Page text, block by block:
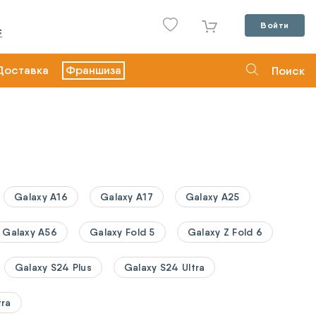
Войти
Франшиза Поиск
Galaxy A16 Galaxy A17 Galaxy A25
Galaxy A56 Galaxy Fold 5 Galaxy Z Fold 6
Galaxy S24 Plus Galaxy S24 Ultra